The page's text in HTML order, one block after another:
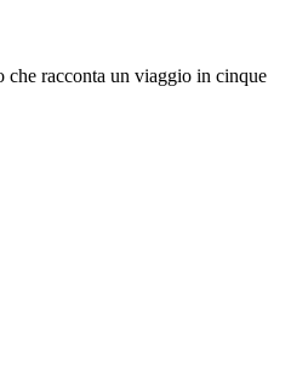
che racconta un viaggio in cinque